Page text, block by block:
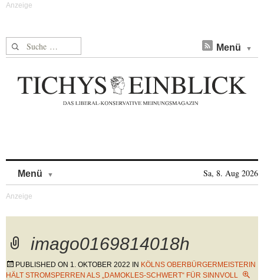
Suche nach: Menü
Menü Sa, 8. Aug 2026
imago0169814018h
PUBLISHED ON 1. OKTOBER 2022 IN KÖLNS OBERBÜRGERMEISTERIN
HÄLT STROMSPERREN ALS „DAMOKLES-SCHWERT“ FÜR SINNVOLL